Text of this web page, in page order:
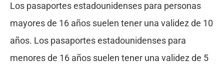
Los pasaportes estadounidenses para personas
mayores de 16 años suelen tener una validez de 10
años. Los pasaportes estadounidenses para
menores de 16 años suelen tener una validez de 5